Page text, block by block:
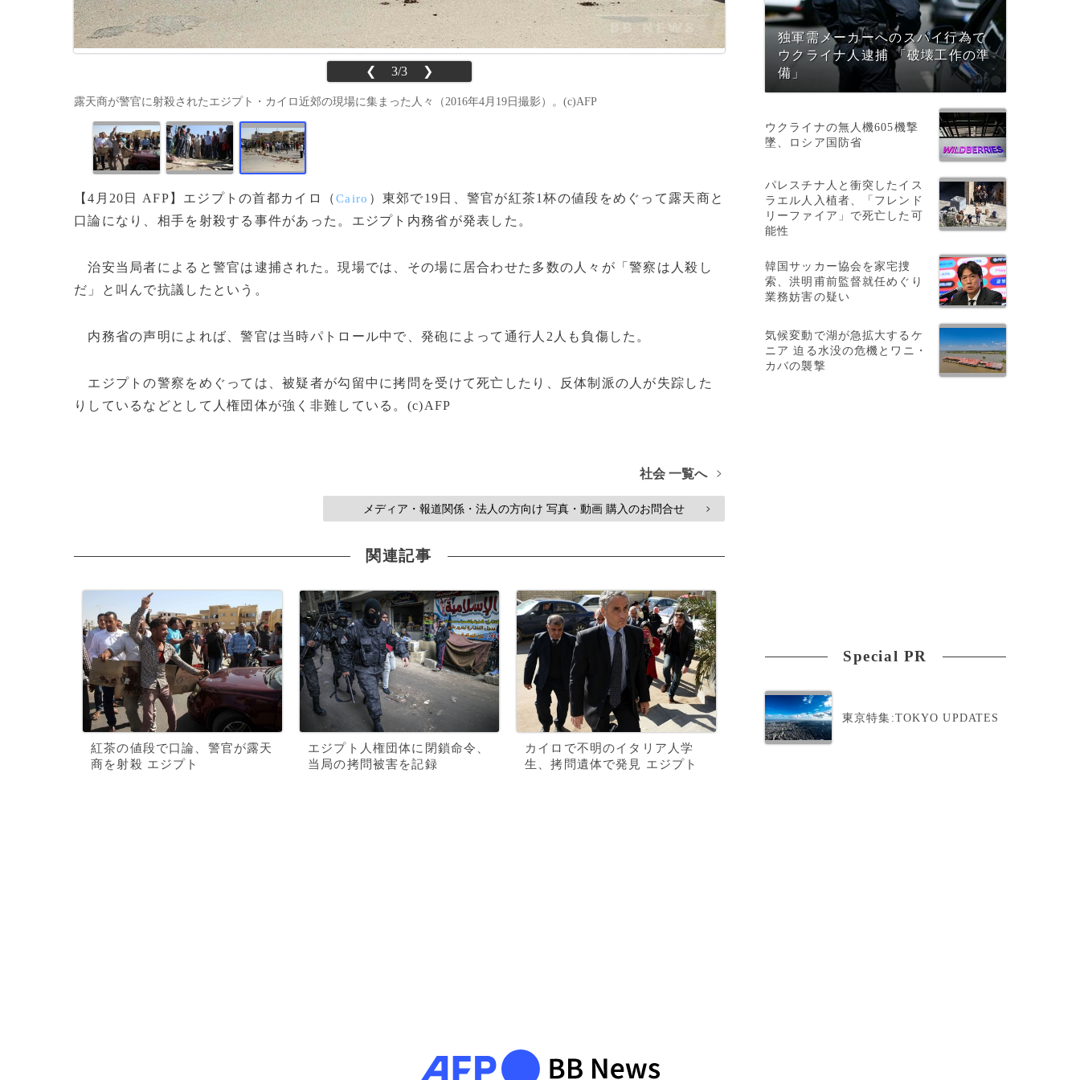
❮ 3/3 ❯
露天商が警官に射殺されたエジプト・カイロ近郊の現場に集まった人々（2016年4月19日撮影）。(c)AFP
【4月20日 AFP】エジプトの首都カイロ（Cairo ）東郊で19日、警官が紅茶1杯の値段をめぐって露天商と
口論になり、相手を射殺する事件があった。エジプト内務省が発表した。
治安当局者によると警官は逮捕された。現場では、その場に居合わせた多数の人々が「警察は人殺し
だ」と叫んで抗議したという。
内務省の声明によれば、警官は当時パトロール中で、発砲によって通行人2人も負傷した。
エジプトの警察をめぐっては、被疑者が勾留中に拷問を受けて死亡したり、反体制派の人が失踪した
りしているなどとして人権団体が強く非難している。(c)AFP
社会 一覧へ >
メディア・報道関係・法人の方向け 写真・動画 購入のお問合せ >
関連記事
紅茶の値段で口論、警官が露天
商を射殺 エジプト
エジプト人権団体に閉鎖命令、
当局の拷問被害を記録
カイロで不明のイタリア人学
生、拷問遺体で発見 エジプト
独軍需メーカーへのスパイ行為で
ウクライナ人逮捕 「破壊工作の準
備」
ウクライナの無人機605機撃
墜、ロシア国防省
パレスチナ人と衝突したイス
ラエル人入植者、「フレンド
リーファイア」で死亡した可
能性
韓国サッカー協会を家宅捜
索、洪明甫前監督就任めぐり
業務妨害の疑い
気候変動で湖が急拡大するケ
ニア 迫る水没の危機とワニ・
カバの襲撃
Special PR
東京特集:TOKYO UPDATES